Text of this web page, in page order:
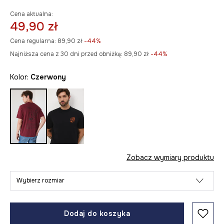
Cena aktualna:
49,90 zł
Cena regularna: 89,90 zł -44%
Najniższa cena z 30 dni przed obniżką: 89,90 zł -44%
Kolor: czerwony
Zobacz wymiary produktu
Wybierz rozmiar
Dodaj do koszyka